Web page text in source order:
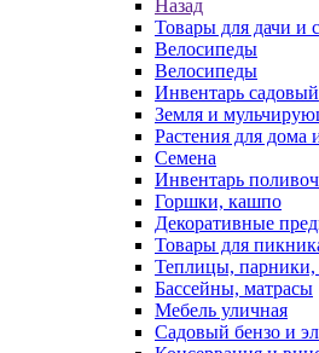
Назад
Товары для дачи и
Велосипеды
Велосипеды
Инвентарь садовый
Земля и
Растения для дома
Семена
Инвентарь
Горшки, кашпо
Декоративные
Товары для
Теплицы, парники,
Бассейны, матрасы
Мебель уличная
Садовый бензо и